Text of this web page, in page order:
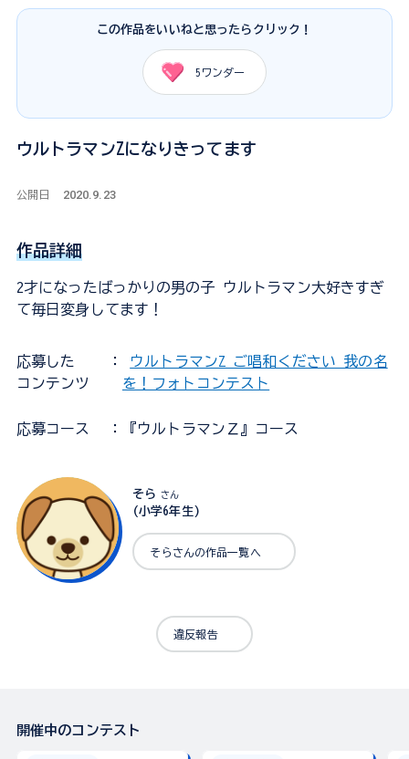
この作品をいいねと思ったらクリック！
5 ワンダー
ウルトラマンZになりきってます
公開日 2020.9.23
作品詳細
2才になったばっかりの男の子 ウルトラマン大好きすぎ
て毎日変身してます！
応募した
コンテンツ
：
ウルトラマンZ ご唱和ください 我の名
を！フォトコンテスト
応募コース ：『ウルトラマンＺ』コース
そら さん
(小学6年生)
そらさんの作品一覧へ
違反報告
開催中のコンテスト